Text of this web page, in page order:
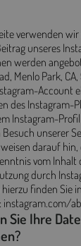
verwenden
unseres
werden
Menlo Park,
Account
des Instagram-
Instagram-
Besuch unserer
darauf
vom
durch
finden Sie
instagram.com/
Sie Ihre